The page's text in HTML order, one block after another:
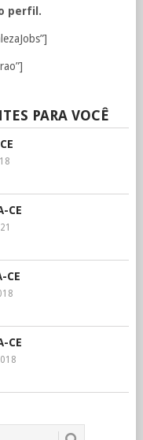
perfil.
PARA VOCÊ
CE
CE
CE